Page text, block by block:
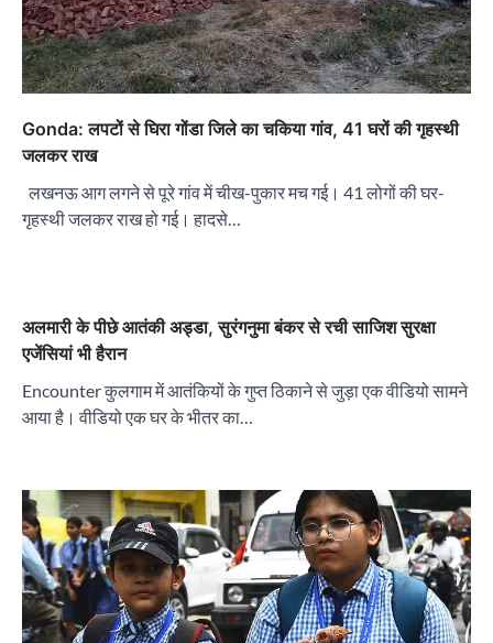
Gonda: लपटों से घिरा गोंडा जिले का चकिया गांव, 41 घरों की गृहस्थी
जलकर राख
लखनऊ आग लगने से पूरे गांव में चीख-पुकार मच गई। 41 लोगों की घर-
गृहस्थी जलकर राख हो गई। हादसे…
अलमारी के पीछे आतंकी अड्डा, सुरंगनुमा बंकर से रची साजिश सुरक्षा
एजेंसियां भी हैरान
Encounter कुलगाम में आतंकियों के गुप्त ठिकाने से जुड़ा एक वीडियो सामने
आया है। वीडियो एक घर के भीतर का…